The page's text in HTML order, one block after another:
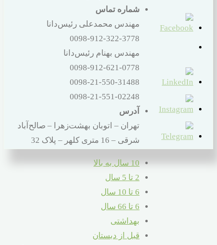
شماره تماس
مهندس محمدعلی رئیس‌دانا
0098-912-322-3778
مهندس بهنام رئیس‌دانا
0098-912-621-0778
0098-21-550-31488
0098-21-551-02248
آدرس
تهران – اتوبان بهشت‌زهرا – صالح‌آباد
شرقی – 16 متری کلهر – پلاک 32
10 سال به بالا
2 تا 5 سال
6 تا 10 سال
6 تا 66 سال
بهداشتی
قبل از دبستان